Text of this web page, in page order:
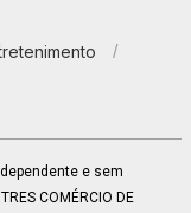
e sem
COMÉRCIO DE